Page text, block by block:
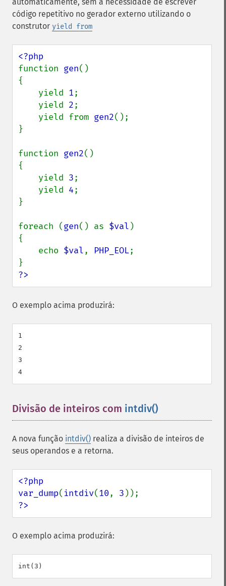
código repetitivo no gerador externo utilizando o
construtor yield from
function gen()
{
    yield
1;
    yield
2;
    yield from
gen2();
}
function gen2()
{
    yield
3;
    yield
4;
}
foreach (gen() as $val )
{
    echo
$val, PHP_EOL;
?>
O exemplo acima produzirá:
1
2
3
Divisão de inteiros com intdiv()
A nova função intdiv() realiza a divisão de inteiros de
seus operandos e a retorna.
<?php
var_dump( intdiv(10, 3
?>
O exemplo acima produzirá: